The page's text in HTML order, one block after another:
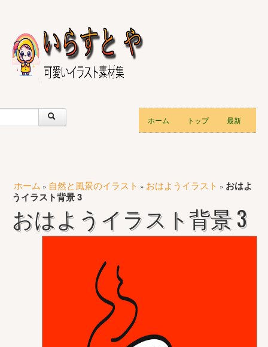
ホーム トップ 最新
ホーム » 自然と風景のイラスト » おはようイラスト » おはよ
うイラスト背景 3
おはようイラスト背景 3